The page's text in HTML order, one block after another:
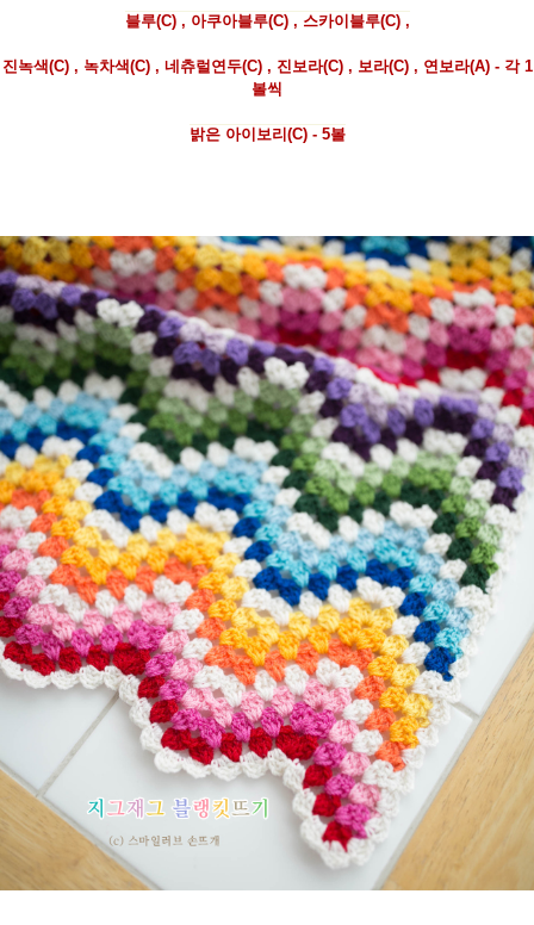
블루(C) , 아쿠아블루(C) , 스카이블루(C) ,
진녹색(C) , 녹차색(C) , 네츄럴연두(C) , 진보라(C) , 보라(C) , 연보라(A) - 각 1
볼씩
밝은 아이보리(C) - 5볼